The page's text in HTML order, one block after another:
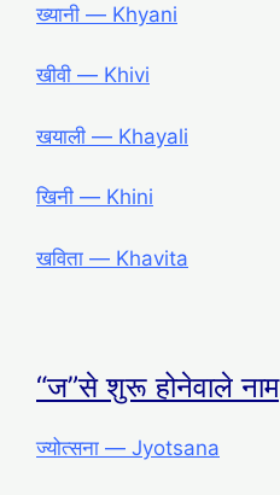
ख्यानी ― Khyani
खीवी ― Khivi
खयाली ― Khayali
खिनी ― Khini
खविता ― Khavita
“ज”से शुरू होनेवाले नाम
ज्योत्सना ― Jyotsana